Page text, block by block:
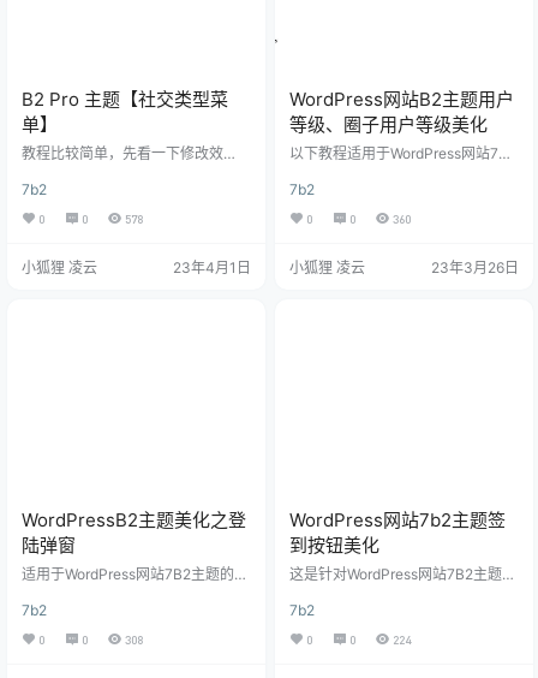
B2 Pro 主题【社交类型菜
单】
教程比较简单，先看一下修改效
单样式 设置项在：B2主题设置 – 模
块管理 – 顶部 – 顶部布局样式，选
择以下样式： 如果你选择的是其他
代码，避免引起布局样式错乱！ 2、
7b2
0 0 578
小狐狸 凌云 23年4月1日
WordPress网站B2主题用户
等级、圈子用户等级美化
以下教程适用于WordPress网站7B2
美化分为圈子等级美化和文章用户
马甲美化，效果图和代码均在下方
效果图 这是圈子话题里面的美化，
化，图中的知府、宰相 1.B2主题圈
7b2
0 0 360
小狐狸 凌云 23年3月26日
WordPressB2主题美化之登
陆弹窗
适用于WordPress网站7B2主题的登
程 1.放置js代码 有子主题就放在chil
d.js文件中 $(function(){ /*弹窗登录
效果-www.xiaohuli.vip*/ $("#login
7b2
0 0 308
WordPress网站7b2主题签
到按钮美化
这是针对WordPress网站7B2主题的
大家直接查看本站即可 设置教程 教
程很简单（难的我也不会），在npc
ink那里搬运的，可惜其他的b2主题
7b2
0 0 224